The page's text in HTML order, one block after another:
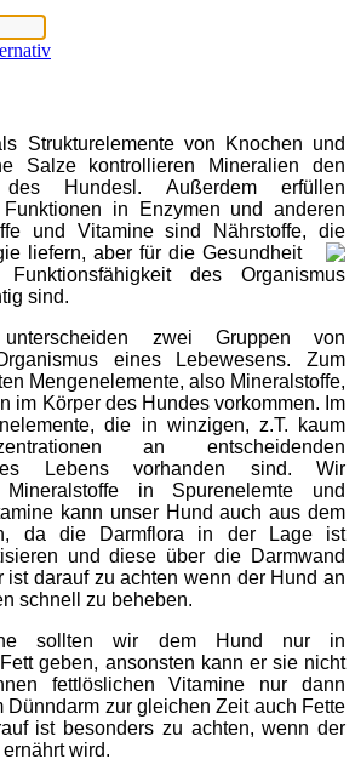
Strukturelemente von Knochen und
Salze kontrollieren Mineralien den
des Hundesl. Außerdem erfüllen
in Enzymen und anderen
und Vitamine sind Nährstoffe, die
liefern, aber für die Gesundheit
des Organismus
sind.
zwei Gruppen von
eines Lebewesens. Zum
Mengenelemente, also Mineralstoffe,
im Körper des Hundes vorkommen. Im
die in winzigen, z.T. kaum
an entscheidenden
Lebens vorhanden sind. Wir
in Spurenelemte und
kann unser Hund auch aus dem
da die Darmflora in der Lage ist
und diese über die Darmwand
ist darauf zu achten wenn der Hund an
schnell zu beheben.
sollten wir dem Hund nur in
geben, ansonsten kann er sie nicht
fettlöslichen Vitamine nur dann
Dünndarm zur gleichen Zeit auch Fette
ist besonders zu achten, wenn der
wird.